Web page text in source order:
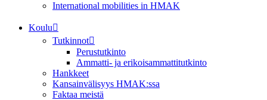
International mobilities in HMAK
Koulu
Tutkinnot
Perustutkinto
Ammatti- ja erikoisammattitutkinto
Hankkeet
Kansainvälisyys HMAK:ssa
Faktaa meistä